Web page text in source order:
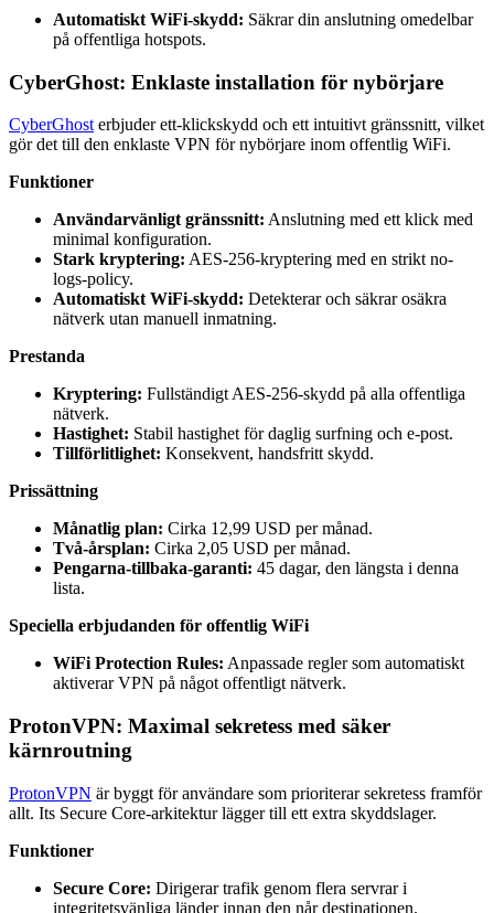
Automatiskt WiFi-skydd: Säkrar din anslutning omedelbar
på offentliga hotspots.
CyberGhost: Enklaste installation för nybörjare
CyberGhosterbjuder ett-klickskydd och ett intuitivt gränssnitt, vilket
gör det till den enklaste VPN för nybörjare inom offentlig WiFi.
Funktioner
Användarvänligt gränssnitt: Anslutning med ett klick med
minimal konfiguration.
Stark kryptering: AES-256-kryptering med en strikt no-
logs-policy.
Automatiskt WiFi-skydd: Detekterar och säkrar osäkra
nätverk utan manuell inmatning.
Prestanda
Kryptering: Fullständigt AES-256-skydd på alla offentliga
nätverk.
Hastighet: Stabil hastighet för daglig surfning och e-post.
Tillförlitlighet: Konsekvent, handsfritt skydd.
Prissättning
Månatlig plan: Cirka 12,99 USD per månad.
Två-årsplan: Cirka 2,05 USD per månad.
Pengarna-tillbaka-garanti: 45 dagar, den längsta i denna
lista.
Speciella erbjudanden för offentlig WiFi
WiFi Protection Rules: Anpassade regler som automatiskt
aktiverar VPN på något offentligt nätverk.
ProtonVPN: Maximal sekretess med säker
kärnroutning
ProtonVPN är byggt för användare som prioriterar sekretess framför
allt. Its Secure Core-arkitektur lägger till ett extra skyddslager.
Funktioner
Secure Core: Dirigerar trafik genom flera servrar i
integritetsvänliga länder innan den når destinationen.